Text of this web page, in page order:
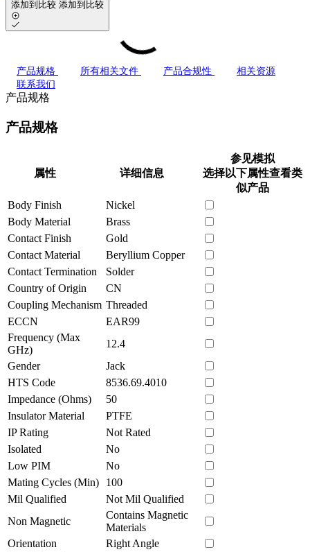
添加到比较 添加到比较
产品规格 所有相关文件 产品合规性
相关资源
联系我们
产品规格
产品规格
属性 详细信息
参见模拟
选择以下属性查看类
似产品
Body Finish
Nickel
Body Material
Brass
Contact Finish
Gold
Contact Material
Beryllium Copper
Contact Termination
Solder
Country of Origin
CN
Coupling Mechanism Threaded
ECCN
EAR99
Frequency (Max
GHz)
12.4
Gender
Jack
HTS Code
8536.69.4010
Impedance (Ohms)
50
Insulator Material
PTFE
IP Rating
Not Rated
Isolated
No
Low PIM
No
Mating Cycles (Min)
100
Mil Qualified
Not Mil Qualified
Non Magnetic
Contains Magnetic
Materials
Orientation
Right Angle